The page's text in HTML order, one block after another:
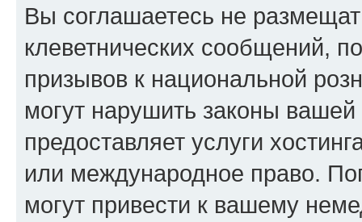
Вы соглашаетесь не
клеветнических сообщений,
призывов к национальной
могут нарушить законы
предоставляет услуги
или международное право.
могут привести к вашему